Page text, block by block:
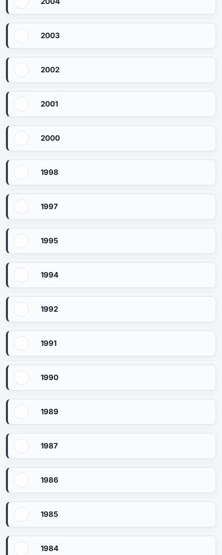
2003
2002
2001
2000
1998
1997
1995
1994
1992
1991
1990
1989
1987
1986
1985
1984